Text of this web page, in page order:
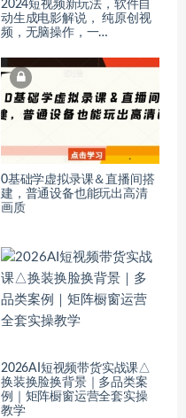
2024短视频新玩法，软件自
动生成电影解说， 纯原创视
频，无脑操作，一…
0基础学虚拟录课＆直播间搭
建，普通设备也能玩出高清
画质
2026AI短视频带货实战课△
换装换脸换背景｜多品类案
例｜矩阵橱窗运营全套实操
教学